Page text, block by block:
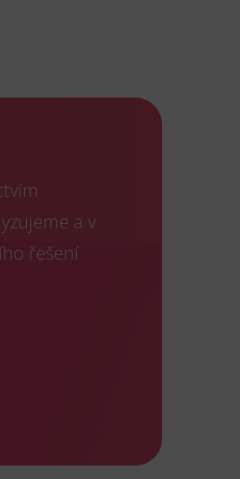
a v
řešení